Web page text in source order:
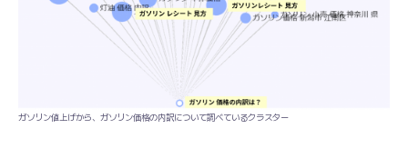
ガソリン値上げから、ガソリン価格の内訳について調べているクラスター